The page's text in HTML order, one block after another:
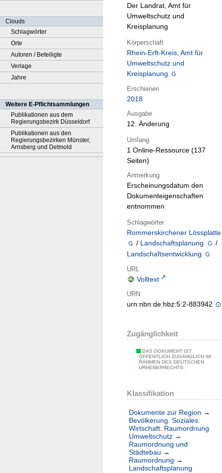
Clouds
Schlagwörter
Orte
Autoren / Beteiligte
Verlage
Jahre
Weitere E-Pflichtsammlungen
Publikationen aus dem
Regierungsbezirk Düsseldorf
Publikationen aus den
Regierungsbezirken Münster,
Arnsberg und Detmold
Der Landrat, Amt für
Umweltschutz und
Kreisplanung
Körperschaft
Rhein-Erft-Kreis, Amt für
Umweltschutz und
Kreisplanung
Erschienen
2018
Ausgabe
12. Änderung
Umfang
1 Online-Ressource (137
Seiten)
Anmerkung
Erscheinungsdatum den
Dokumenteigenschaften
entnommen
Schlagwörter
Rommerskirchener Lössplatte
/ Landschaftsplanung
/
Landschaftsentwicklung
URL
Volltext
URN
urn:nbn:de:hbz:5:2-883942
Zugänglichkeit
DAS DOKUMENT IST
ÖFFENTLICH ZUGÄNGLICH IM
RAHMEN DES DEUTSCHEN
URHEBERRECHTS.
Klassifikation
Dokumente zur Region →
Bevölkerung. Soziales.
Wirtschaft. Raumordnung.
Umweltschutz →
Raumordnung und
Städtebau →
Raumordnung →
Landschaftsplanung